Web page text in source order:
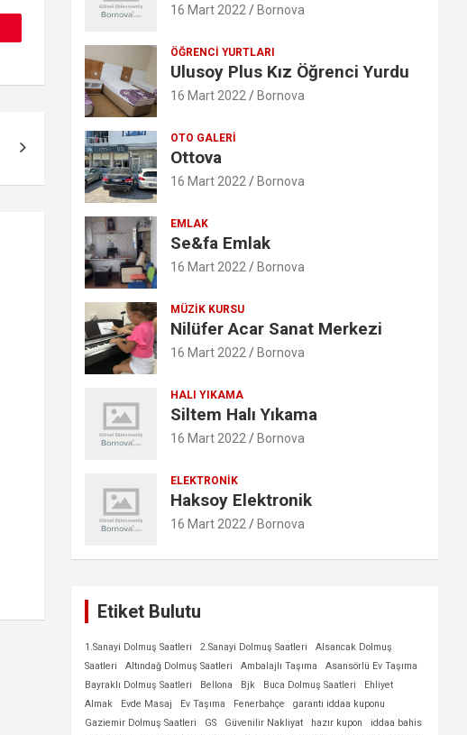
16 Mart 2022 Bornova
ÖĞRENCI YURTLARI
Ulusoy Plus Kız Öğrenci Yurdu
16 Mart 2022 Bornova
OTO GALERI
Ottova
16 Mart 2022 Bornova
EMLAK
Se&fa Emlak
16 Mart 2022 Bornova
MÜZIK KURSU
Nilüfer Acar Sanat Merkezi
16 Mart 2022 Bornova
HALI YIKAMA
Siltem Halı Yıkama
16 Mart 2022 Bornova
ELEKTRONIK
Haksoy Elektronik
16 Mart 2022 Bornova
Etiket Bulutu
1.Sanayi Dolmuş Saatleri 2.Sanayi Dolmuş Saatleri
Alsancak Dolmuş
Saatleri
Altındağ Dolmuş Saatleri Ambalajlı Taşıma
Asansörlü Ev Taşıma
Bayraklı Dolmuş Saatleri
Bellona Bjk Buca Dolmuş Saatleri
Ehliyet
Almak
Evde Masaj Ev Taşıma Fenerbahçe
garanti iddaa kuponu
Gaziemir Dolmuş Saatleri
GS Güvenilir Nakliyat hazır kupon
iddaa bahis